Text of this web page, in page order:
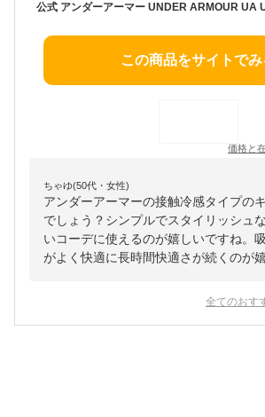
この商品をサイトでみ
価格と
ちゃゆ(50代・女性)
アンダーアーマーの接触冷感タイプの
でしょう？シンプルでスタイリッシュ
いコーデに使えるのが嬉しいですね。
がよく快適に長時間快適さが続くのが嬉
全てのおす